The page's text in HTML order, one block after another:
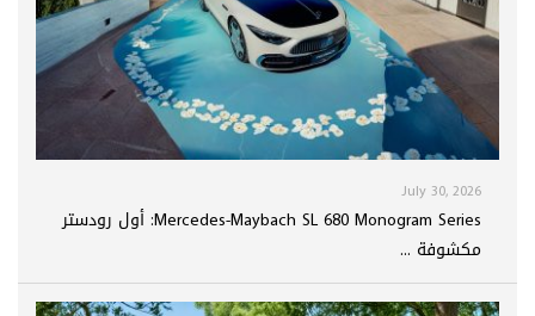
July 30, 2026
Mercedes-Maybach SL 680 Monogram Series: أول رودستر
مكشوفة ...